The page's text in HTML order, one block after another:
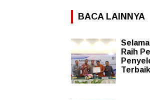
BACA LAINNYA
Raih